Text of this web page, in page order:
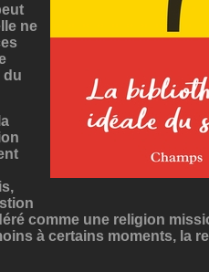
ne
du
comme une religion
à certains moments, la